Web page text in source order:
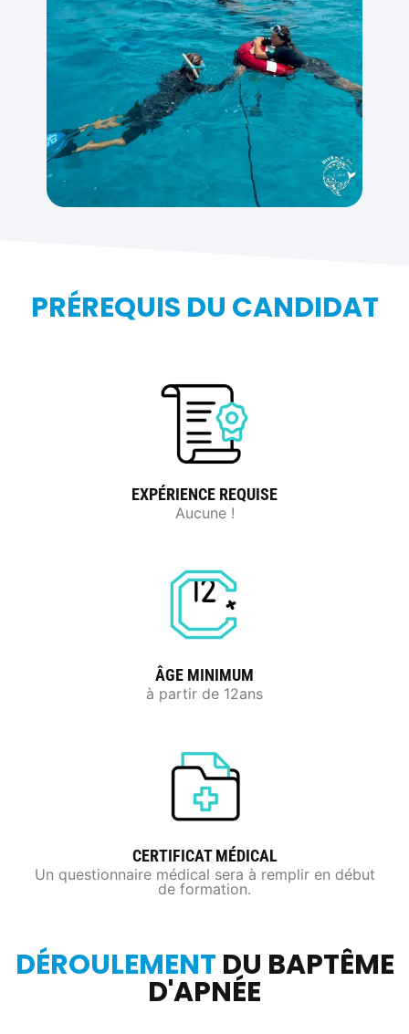
PRÉREQUIS DU CANDIDAT
EXPÉRIENCE REQUISE
Aucune !
ÂGE MINIMUM
à partir de 12ans
CERTIFICAT MÉDICAL
Un questionnaire médical sera à remplir en début
de formation.
DÉROULEMENT DU BAPTÊME
D'APNÉE